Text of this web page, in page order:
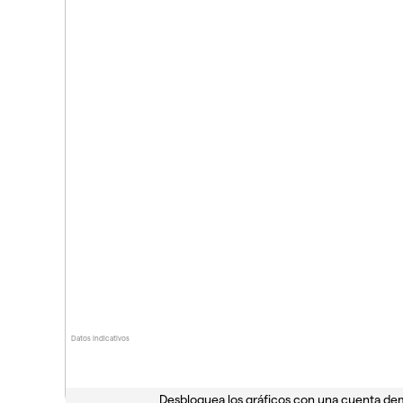
Datos indicativos
Desbloquea los gráficos con una cuenta